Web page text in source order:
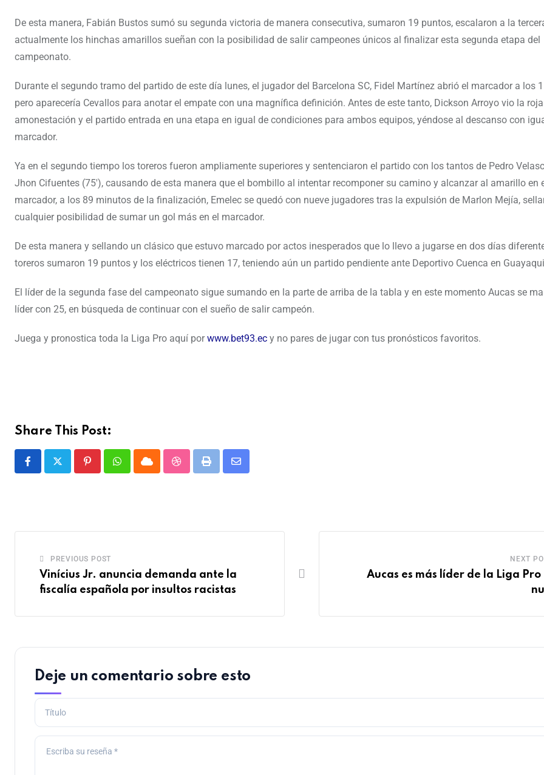
De esta manera, Fabián Bustos sumó su segunda victoria de manera consecutiva, sumaron 19 puntos, escalaron a la
actualmente los hinchas amarillos sueñan con la posibilidad de salir campeones únicos al finalizar esta segunda etapa del
campeonato.
Durante el segundo tramo del partido de este día lunes, el jugador del Barcelona SC, Fidel Martínez abrió el marcador a los
pero aparecería Cevallos para anotar el empate con una magnífica definición. Antes de este tanto, Dickson Arroyo vio la
amonestación y el partido entrada en una etapa en igual de condiciones para ambos equipos, yéndose al descanso con
marcador.
Ya en el segundo tiempo los toreros fueron ampliamente superiores y sentenciaron el partido con los tantos de Pedro
Jhon Cifuentes (75′), causando de esta manera que el bombillo al intentar recomponer su camino y alcanzar al amarillo en
marcador, a los 89 minutos de la finalización, Emelec se quedó con nueve jugadores tras la expulsión de Marlon Mejía,
cualquier posibilidad de sumar un gol más en el marcador.
De esta manera y sellando un clásico que estuvo marcado por actos inesperados que lo llevo a jugarse en dos días
toreros sumaron 19 puntos y los eléctricos tienen 17, teniendo aún un partido pendiente ante Deportivo Cuenca en
El líder de la segunda fase del campeonato sigue sumando en la parte de arriba de la tabla y en este momento Aucas se
líder con 25, en búsqueda de continuar con el sueño de salir campeón.
Juega y pronostica toda la Liga Pro aquí porwww.bet93.ec y no pares de jugar con tus pronósticos favoritos.
Share This Post:
PREVIOUS POST
Vinícius Jr. anuncia demanda ante la
fiscalía española por insultos racistas
NEXT
Aucas es más líder de la Liga Pro
Deje un comentario sobre esto